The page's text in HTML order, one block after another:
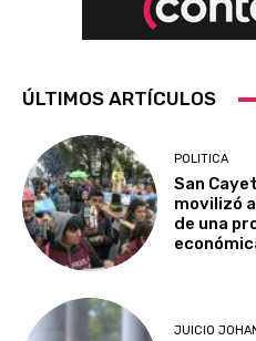
ÚLTIMOS ARTÍCULOS
POLITICA
San
movilizó
de una
JUICIO